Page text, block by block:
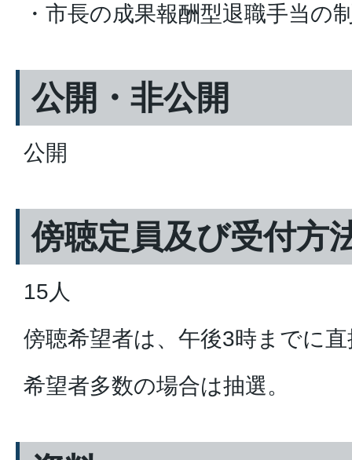
・市長の成果報酬型退職手当の
公開・非公開
公開
傍聴定員及び受付方
15人
傍聴希望者は、午後3時までに
希望者多数の場合は抽選。